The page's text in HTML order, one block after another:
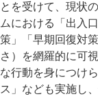
とを受けて、現状
ムにおける「出入
策」「早期回復対
さ）を網羅的に可
な行動を身につけ
ス」なども実施し